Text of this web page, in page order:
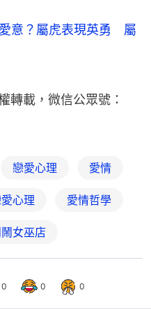
意？屬虎表現英勇 屬
轉載，微信公眾號：
戀愛心理 愛情
心理 愛情哲學
鬧女巫店
0 0 0